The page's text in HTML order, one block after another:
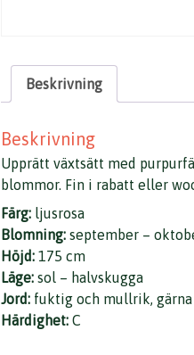
Beskrivning
Beskrivning
Upprätt växtsätt med
blommor. Fin i rabatt eller
Färg: ljusrosa
Blomning: september –
Höjd: 175 cm
Läge: sol – halvskugga
Jord: fuktig och mullrik,
Härdighet: C